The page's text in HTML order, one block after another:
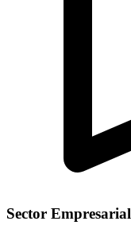
Sector Empresarial